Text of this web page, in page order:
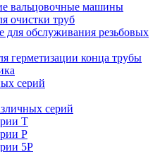
вальцовочные машины
очистки труб
для обслуживания резьбовых
герметизации конца трубы
серий
серий
Т
Р
5Р